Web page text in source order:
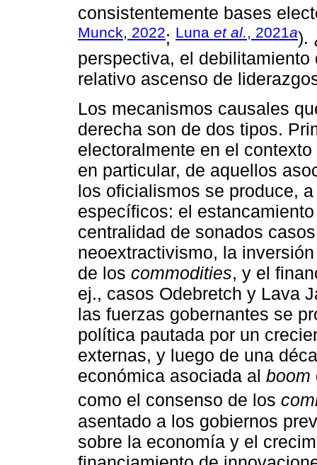
consistentemente bases
Munck, 2022; Luna et al., 2021a).
perspectiva, el
relativo ascenso de
Los mecanismos causales
derecha son de dos tipos.
electoralmente en el
en particular, de aquellos
los oficialismos se produce,
específicos: el
centralidad de sonados
neoextractivismo, la
de los commodities, y el
ej., casos Odebretch y Lava
las fuerzas gobernantes se
política pautada por un
externas, y luego de una
económica asociada al boom
como el consenso de los
asentado a los gobiernos
sobre la economía y el